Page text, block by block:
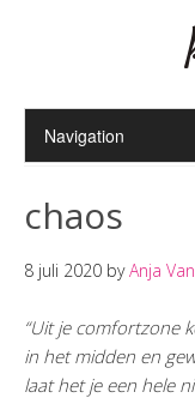
chaos
8 juli 2020 byAnja
“Uit je comfortzone
in het midden en
laat het je een hele